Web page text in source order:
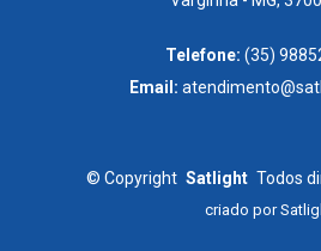
Telefone: (35)
Email:
© Copyright Satlight Todos
criado por